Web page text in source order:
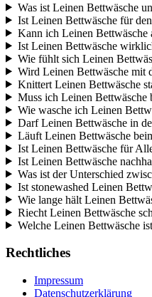
Was ist Leinen Bettwäsche
Ist Leinen Bettwäsche für
Kann ich Leinen Bettwäsche
Ist Leinen Bettwäsche
Wie fühlt sich Leinen
Wird Leinen Bettwäsche mit
Knittert Leinen Bettwäsche
Muss ich Leinen Bettwäsche
Wie wasche ich Leinen
Darf Leinen Bettwäsche in
Läuft Leinen Bettwäsche
Ist Leinen Bettwäsche für
Ist Leinen Bettwäsche
Was ist der Unterschied
Ist stonewashed Leinen
Wie lange hält Leinen
Riecht Leinen Bettwäsche
Welche Leinen Bettwäsche
Rechtliches
Impressum
Datenschutzerklärung